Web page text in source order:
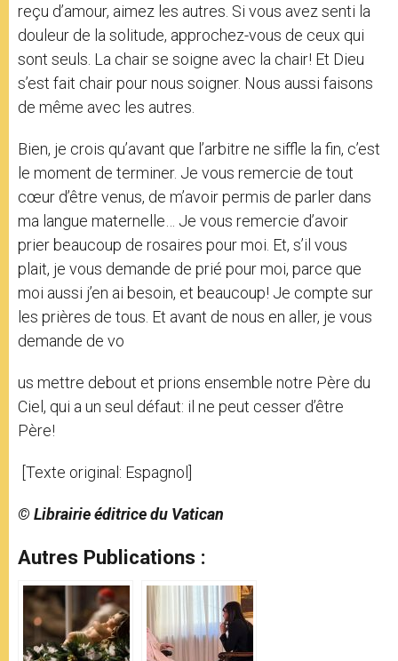
reçu d’amour, aimez les autres. Si vous avez senti la
douleur de la solitude, approchez-vous de ceux qui
sont seuls. La chair se soigne avec la chair! Et Dieu
s’est fait chair pour nous soigner. Nous aussi faisons
de même avec les autres.
Bien, je crois qu’avant que l’arbitre ne siffle la fin, c’est
le moment de terminer. Je vous remercie de tout
cœur d’être venus, de m’avoir permis de parler dans
ma langue maternelle… Je vous remercie d’avoir
prier beaucoup de rosaires pour moi. Et, s’il vous
plait, je vous demande de prié pour moi, parce que
moi aussi j’en ai besoin, et beaucoup! Je compte sur
les prières de tous. Et avant de nous en aller, je vous
demande de vo
us mettre debout et prions ensemble notre Père du
Ciel, qui a un seul défaut: il ne peut cesser d’être
Père!
[Texte original: Espagnol]
© Librairie éditrice du Vatican
Autres Publications :